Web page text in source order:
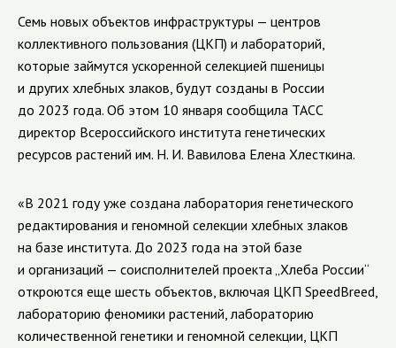
Семь новых объектов инфраструктуры — центров
коллективного пользования (ЦКП) и лабораторий,
которые займутся ускоренной селекцией пшеницы
и других хлебных злаков, будут созданы в России
до 2023 года. Об этом 10 января сообщила ТАСС
директор Всероссийского института генетических
ресурсов растений им. Н. И. Вавилова Елена Хлесткина.
«В 2021 году уже создана лаборатория генетического
редактирования и геномной селекции хлебных злаков
на базе института. До 2023 года на этой базе
и организаций — соисполнителей проекта „Хлеба России“
откроются еще шесть объектов, включая ЦКП SpeedBreed,
лабораторию феномики растений, лабораторию
количественной генетики и геномной селекции, ЦКП